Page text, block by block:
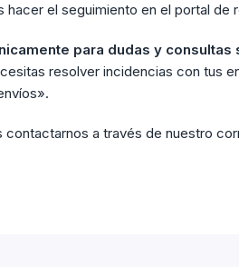
el seguimiento en el portal de
para dudas y consultas
resolver incidencias con tus
a través de nuestro